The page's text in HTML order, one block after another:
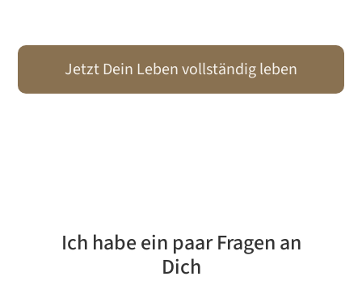
Jetzt Dein Leben vollständig leben
Ich habe ein paar Fragen an
Dich